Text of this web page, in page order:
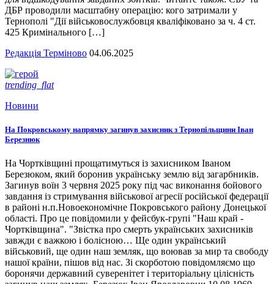
ДБР проводили масштабну операцію: кого затримали у
Тернополі "Дії військовослужбовця кваліфіковано за ч. 4 ст.
425 Кримінального […]
Редакція Терміново 04.06.2025
trending_flat
Новини
На Покровському напрямку загинув захисник з Тернопільщини Іван
Березнюк
На Чортківщині прощатимуться із захисником Іваном
Березюком, який боронив українську землю від загарбників.
Загинув воїн 3 червня 2025 року під час виконання бойового
завдання із стримування військової агресії російської федерації
в районі н.п.Новоекономічне Покровського району Донецької
області. Про це повідомили у фейсбук-групі "Наш край -
Чортківщина". "Звістка про смерть українських захисників
завжди є важкою і болісною… Ще один український
військовий, ще один наш земляк, що воював за мир та свободу
нашої країни, пішов від нас. Зі скорботою повідомляємо що
боронячи державний суверенітет і територіальну цілісність